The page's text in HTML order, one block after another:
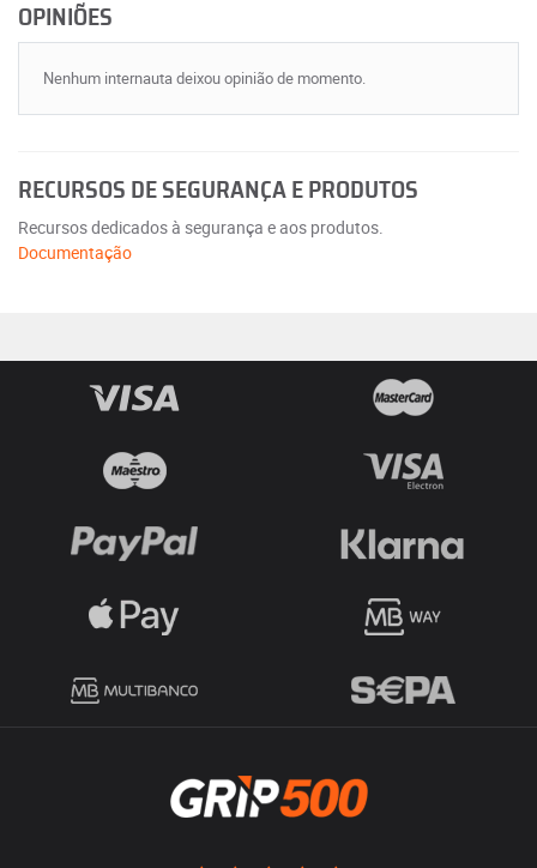
OPINIÕES
Nenhum internauta deixou opinião de momento.
RECURSOS DE SEGURANÇA E PRODUTOS
Recursos dedicados à segurança e aos produtos.
Documentação